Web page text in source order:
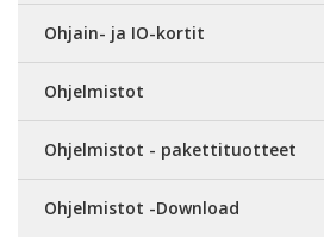
Ohjain- ja IO-kortit
Ohjelmistot
Ohjelmistot - pakettituotteet
Ohjelmistot -Download